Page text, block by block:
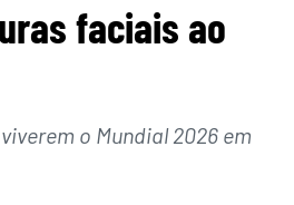
faciais ao
o Mundial 2026 em